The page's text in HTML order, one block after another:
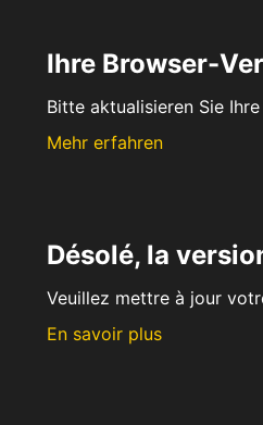
Ihre Browser-
Bitte aktualisieren Sie
Mehr erfahren
Désolé, la
Veuillez mettre à jour
En savoir plus